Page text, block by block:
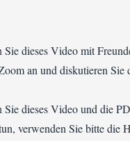
Sie dieses Video mit
an und diskutieren Sie
Sie dieses Video und die
verwenden Sie bitte die